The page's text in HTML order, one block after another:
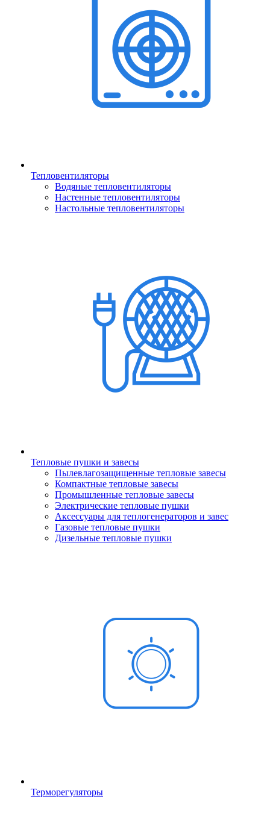
Тепловентиляторы
Водяные тепловентиляторы
Настенные тепловентиляторы
Настольные тепловентиляторы
Тепловые пушки и завесы
Пылевлагозащищенные тепловые завесы
Компактные тепловые завесы
Промышленные тепловые завесы
Электрические тепловые пушки
Аксессуары для теплогенераторов и завес
Газовые тепловые пушки
Дизельные тепловые пушки
Терморегуляторы